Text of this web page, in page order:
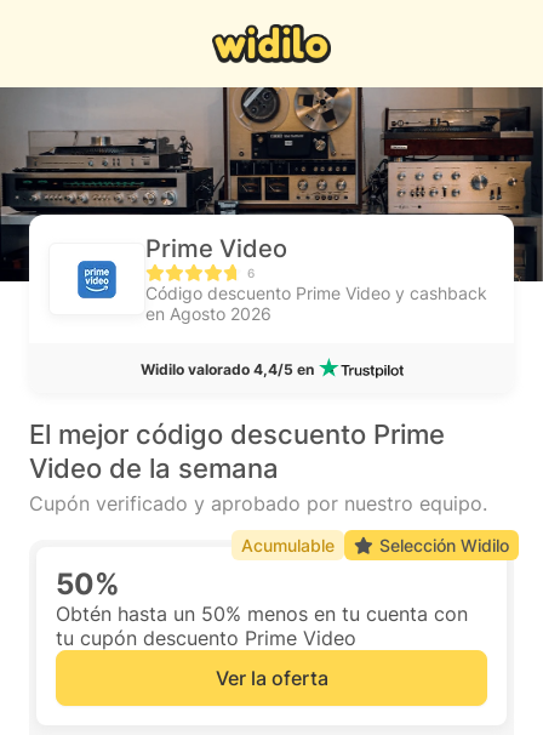
Prime Video
6
Código descuento Prime Video y cashback
en Agosto 2026
Widilo valorado 4,4/5 en
El mejor código descuento Prime
Video de la semana
Cupón verificado y aprobado por nuestro equipo.
50%
Obtén hasta un 50% menos en tu cuenta con
tu cupón descuento Prime Video
Ver la oferta
Acumulable Selección Widilo